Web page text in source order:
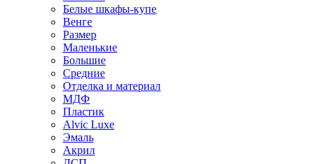
Белые шкафы-купе
Венге
Размер
Маленькие
Большие
Средние
Отделка и материал
МДФ
Пластик
Alvic Luxe
Эмаль
Акрил